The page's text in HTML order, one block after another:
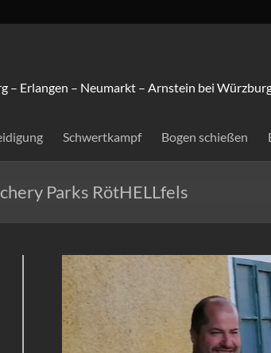
– Erlangen – Neumarkt – Arnstein bei
Schwertkampf Bogen schießen
Parks RötHELLfels